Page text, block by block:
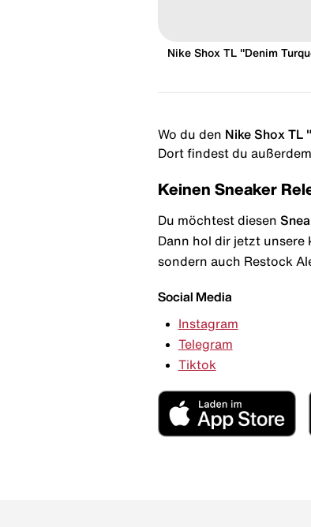
Nike Shox TL "Denim
Wo du den Nike Shox TL
Dort findest du
Keinen Sneaker
Du möchtest diesen
Dann hol dir jetzt unsere
sondern auch Restock
Social Media
Instagram
Telegram
Tiktok